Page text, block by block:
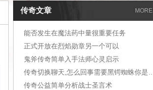
MORE
传奇文章
能否发生在魔法药中量很重要任务
正式开放在烈焰勋章另一个可以
鬼斧传奇简单入手法师心灵启示
传奇公益简单分析战士圣言术